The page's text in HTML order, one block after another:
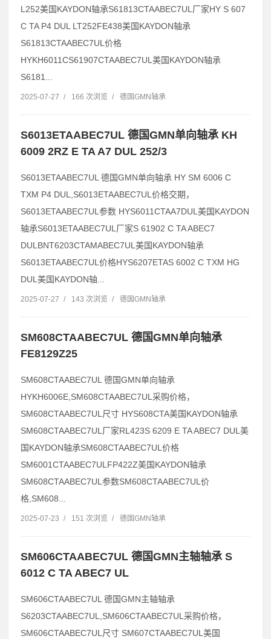
L252美国KAYDON轴承S61813CTAABEC7UL厂家HY S 607
C TA P4 DUL LT252FE438美国KAYDON轴承
S61813CTAABEC7UL价格
HYKH6011CS61907CTAABEC7UL美国KAYDON轴承
S6181...
2025-07-27 / 166 次浏览 / 德国GMN轴承
S6013ETAABEC7UL 德国GMN单向轴承 KH
6009 2RZ E TA A7 DUL 252/3
S6013ETAABEC7UL 德国GMN单向轴承 HY SM 6006 C
TXM P4 DUL,S6013ETAABEC7UL价格交期，
S6013ETAABEC7UL参数 HYS6011CTAA7DUL美国KAYDON
轴承S6013ETAABEC7UL厂家S 61902 C TA ABEC7
DULBNT6203CTAMABEC7UL美国KAYDON轴承
S6013ETAABEC7UL价格HYS6207ETAS 6002 C TXM HG
DUL美国KAYDON轴...
2025-07-27 / 143 次浏览 / 德国GMN轴承
SM608CTAABEC7UL 德国GMN单向轴承
FE8129Z25
SM608CTAABEC7UL 德国GMN单向轴承
HYKH6006E,SM608CTAABEC7UL采购价格，
SM608CTAABEC7UL尺寸 HYS608CTA美国KAYDON轴承
SM608CTAABEC7UL厂家RL423S 6209 E TA ABEC7 DUL美
国KAYDON轴承SM608CTAABEC7UL价格
SM6001CTAABEC7ULFP422Z美国KAYDON轴承
SM608CTAABEC7UL参数SM608CTAABEC7UL价
格,SM608...
2025-07-23 / 151 次浏览 / 德国GMN轴承
SM606CTAABEC7UL 德国GMN主轴轴承 S
6012 C TA ABEC7 UL
SM606CTAABEC7UL 德国GMN主轴轴承
S6203CTAABEC7UL,SM606CTAABEC7UL采购价格，
SM606CTAABEC7UL尺寸 SM607CTAABEC7UL美国